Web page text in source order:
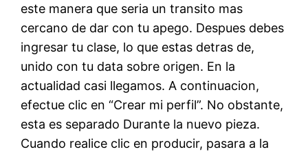
este manera que seri­a un transito mas
cercano de dar con tu apego. Despues debes
ingresar tu clase, lo que estas detras de,
unido con tu data sobre origen. En la
actualidad casi llegamos. A continuacion,
efectue clic en “Crear mi perfil”. No obstante,
esta es separado Durante la nuevo pieza.
Cuando realice clic en producir, pasara a la